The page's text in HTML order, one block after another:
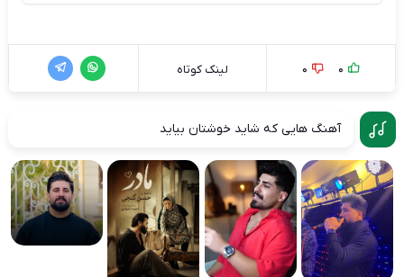
0
0 لینک کوتاه
آهنگ هایی که شاید خوشتان بیاید